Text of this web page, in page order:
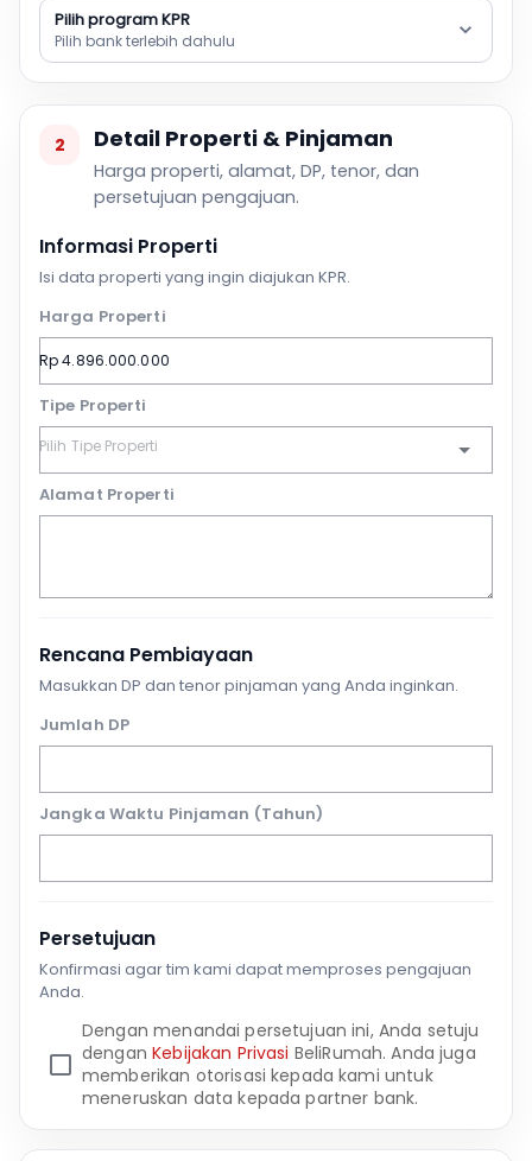
Pilih program KPR
Pilih bank terlebih dahulu
2 Detail Properti & Pinjaman
Harga properti, alamat, DP, tenor, dan
persetujuan pengajuan.
Informasi Properti
Isi data properti yang ingin diajukan KPR.
Harga Properti
Tipe Properti
Alamat Properti
Rencana Pembiayaan
Masukkan DP dan tenor pinjaman yang Anda inginkan.
Jumlah DP
Jangka Waktu Pinjaman (Tahun)
Persetujuan
Konfirmasi agar tim kami dapat memproses pengajuan
Anda.
Dengan menandai persetujuan ini, Anda setuju
denganKebijakan Privasi BeliRumah. Anda juga
memberikan otorisasi kepada kami untuk
meneruskan data kepada partner bank.